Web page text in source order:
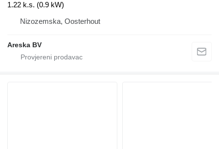
1.22 k.s. (0.9 kW)
Nizozemska, Oosterhout
Areska BV